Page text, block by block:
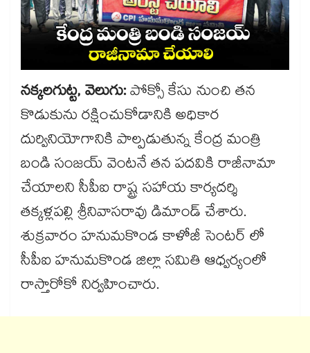
నక్కలగుట్ట, వెలుగు:పోక్సో కేసు నుంచి తన
కొడుకును రక్షించుకోడానికి అధికార
దుర్వినియోగానికి పాల్పడుతున్న కేంద్ర మంత్రి
బండి సంజయ్ వెంటనే తన పదవికి రాజీనామా
చేయాలని సీపీఐ రాష్ట్ర సహాయ కార్యదర్శి
తక్కళ్లపల్లి శ్రీనివాసరావు డిమాండ్ చేశారు.
శుక్రవారం హనుమకొండ కాళోజీ సెంటర్ లో
సీపీఐ హనుమకొండ జిల్లా సమితి ఆధ్వర్యంలో
రాస్తారోకో నిర్వహించారు.